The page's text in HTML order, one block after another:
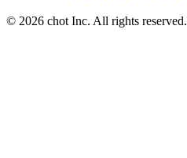
© 2026 chot Inc. All rights reserved.